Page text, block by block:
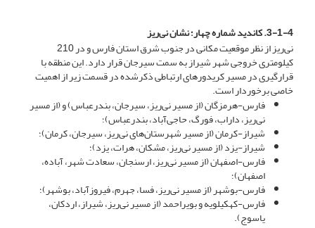
3-1-4. کاندید شماره چهار؛ نشان نی‌ریز
نی‌ریز از نظر موقعیت مکانی در جنوب شرق استان فارس و در 210
کیلومتری خروجی شهر شیراز به سمت سیرجان قرار دارد. این منطقه با
قرارگیری در مسیر کریدورهای ارتباطی ذکرشده در قسمت زیر از اهمیت
خاصی برخوردار است.
فارس-هرمزگان (از مسیر نی‌ریز، سیرجان، بندرعباس) و (از مسیر
نی‌ریز، داراب، فورگ، حاجی‌آباد، بندرعباس)؛
شیراز-کرمان (از مسیر شهرستان‌های نی‌ریز، سیرجان، کرمان)؛
شیراز-یزد (از مسیر نی‌ریز، مشکان، هرات، یزد)؛
فارس-اصفهان (از مسیر نی‌ریز، ارسنجان، سعادت شهر، آباده،
اصفهان)؛
فارس-بوشهر (از مسیر نی‌ریز، فسا، جهرم، فیروزآباد، بوشهر)؛
فارس-کهکیلویه و بویراحمد (از مسیر نی‌ریز، شیراز، اردکان،
یاسوج).